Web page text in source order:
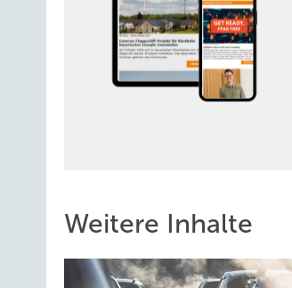
Weitere Inhalte